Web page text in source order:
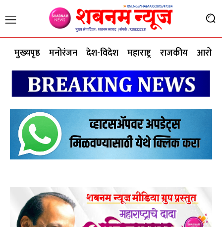
मुख्यपृष्ठ मनोरंजन देश-विदेश महाराष्ट्र राजकीय आरोग्य